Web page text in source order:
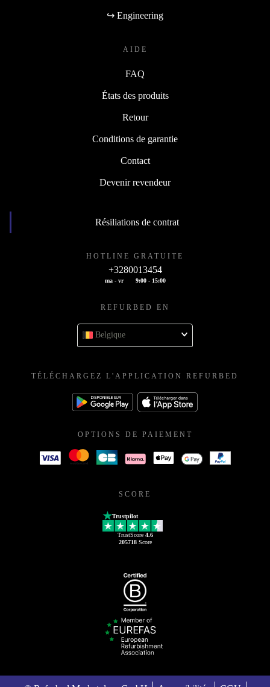
↪ Engineering
AIDE
FAQ
États des produits
Retour
Conditions de garantie
Contact
Devenir revendeur
Résiliations de contrat
HOTLINE GRATUITE
+3280013454
ma - vr 9:00 - 15:00
REFURBED EN
Belgique
TÉLÉCHARGEZ L'APPLICATION REFURBED
OPTIONS DE PAIEMENT
SCORE
Trustpilot
TrustScore 4.6
205718Score